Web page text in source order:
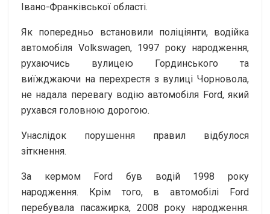
Івано-Франківської області.
Як попередньо встановили поліціянти, водійка
автомобіля Volkswagen, 1997 року народження,
рухаючись вулицею Гординського та
виїжджаючи на перехрестя з вулиці Чорновола,
не надала перевагу водію автомобіля Ford, який
рухався головною дорогою.
Унаслідок порушення правил відбулося
зіткнення.
За кермом Ford був водій 1998 року
народження. Крім того, в автомобілі Ford
перебувала пасажирка, 2008 року народження.